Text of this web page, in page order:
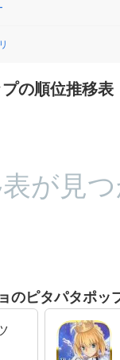
の順位推移表
が見
のピタパタポッ